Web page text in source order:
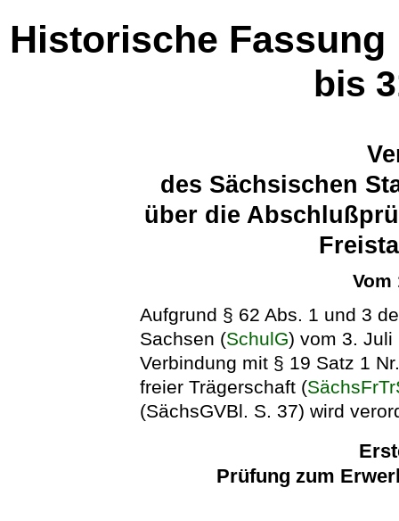
Historische Fassung
bis
des Sächsischen
über die
Vom
Aufgrund § 62 Abs. 1 und 3
Sachsen (SchulG) vom 3. Juli
Verbindung mit § 19 Satz 1
freier Trägerschaft (
(SächsGVBl. S. 37) wird
Prüfung zum